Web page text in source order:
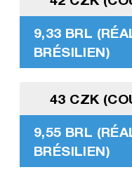
9,33 BRL
BRÉSILIEN)
43 CZK
9,55 BRL
BRÉSILIEN)